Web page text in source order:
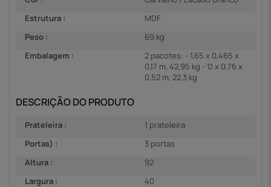
Estrutura :
MDF
Peso :
69 kg
Embalagem :
2 pacotes: - 1,65 x 0,465 x
0,17 m, 42,95 kg - 1,1 x 0,76 x
0,52 m, 22,3 kg
DESCRIÇÃO DO PRODUTO
Prateleira :
1 prateleira
Portas) :
3 portas
Altura :
92
Largura :
40